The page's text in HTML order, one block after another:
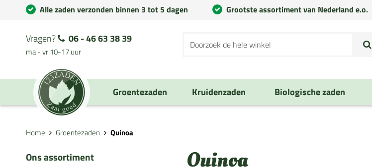
Alle zaden verzonden binnen 3 tot 5 dagen Grootste assortiment van Nederland e.o.
Vragen? 06 - 46 63 38 39
ma - vr 10-17 uur
Groentezaden Kruidenzaden Biologische zaden
Home Groentezaden Quinoa
Ons assortiment
Quinoa